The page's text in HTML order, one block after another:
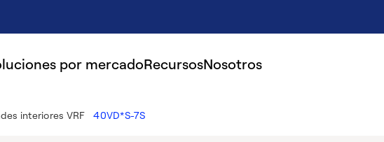
por mercadoRecursosNosotros
interiores VRF 40VD*S-7S